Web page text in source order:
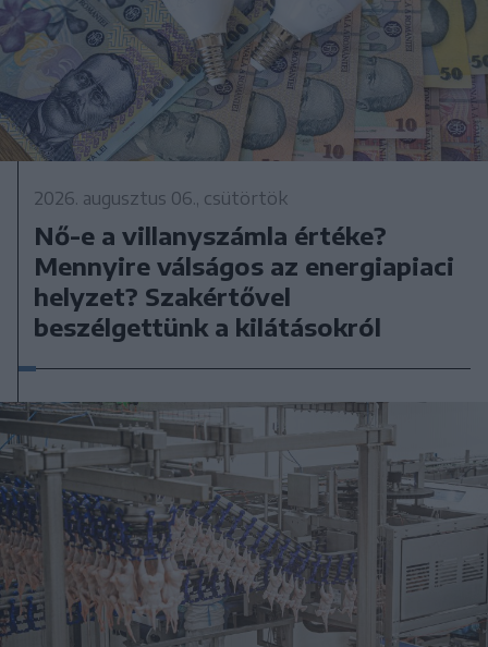
2026. augusztus 06., csütörtök
Nő-e a villanyszámla értéke?
Mennyire válságos az energiapiaci
helyzet? Szakértővel
beszélgettünk a kilátásokról